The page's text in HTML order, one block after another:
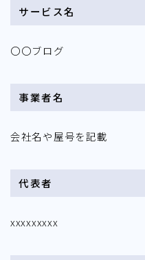
サービス名
〇〇ブログ
事業者名
会社名や屋号を記載
代表者
xxxxxxxxx